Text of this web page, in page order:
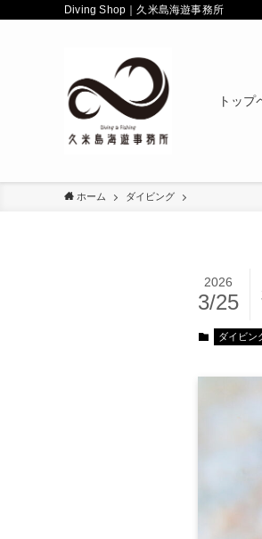
Diving Shop｜久米島海遊事務所
トップ
ホーム ダイビング
2026
3/25
ダイビン